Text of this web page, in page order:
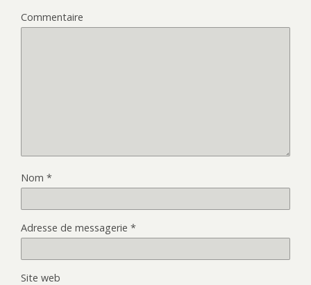
Commentaire
Nom *
Adresse de messagerie *
Site web